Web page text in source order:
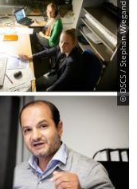
© DSCS / Stephan Wiegand